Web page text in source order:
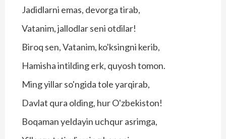
Jadidlarni emas, devorga tirab,
Vatanim, jallodlar seni otdilar!
Biroq sen, Vatanim, ko'ksingni kerib,
Hamisha intilding erk, quyosh tomon.
Ming yillar so'ngida tole yarqirab,
Davlat qura olding, hur O'zbekiston!
Boqaman yeldayin uchqur asrimga,